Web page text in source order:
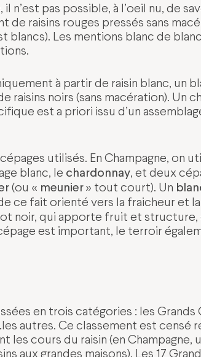
n’est pas possible, à l’oeil nu, de
de raisins rouges pressés sans
blancs). Les mentions blanc de
à partir de raisin blanc, un
noirs (sans macération). Un
est a priori issu d’un
utilisés. En Champagne, on
blanc, le chardonnay, et deux
(ou « meunier» tout court). Un
ce fait orienté vers la fraicheur et
noir, qui apporte fruit et
est important, le terroir
en trois catégories : les Grands
autres. Ce classement est censé
cours du raisin (en Champagne,
aux grandes maisons). Les 17